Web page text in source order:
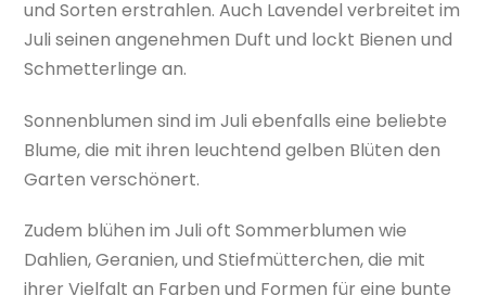
und Sorten erstrahlen. Auch Lavendel verbreitet im
Juli seinen angenehmen Duft und lockt Bienen und
Schmetterlinge an.
Sonnenblumen sind im Juli ebenfalls eine beliebte
Blume, die mit ihren leuchtend gelben Blüten den
Garten verschönert.
Zudem blühen im Juli oft Sommerblumen wie
Dahlien, Geranien, und Stiefmütterchen, die mit
ihrer Vielfalt an Farben und Formen für eine bunte